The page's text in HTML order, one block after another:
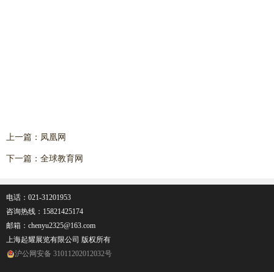
上一篇： 凤凰网
下一篇： 全球教育网
电话：021-31201953
咨询热线： 15821425174
邮箱：chenyu2325@163.com
上海起耀展览有限公司 版权所有
沪公网安备 31011202012032号